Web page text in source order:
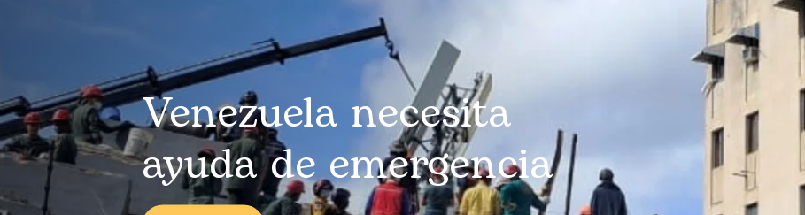
Venezuela necesita
ayuda de emergencia